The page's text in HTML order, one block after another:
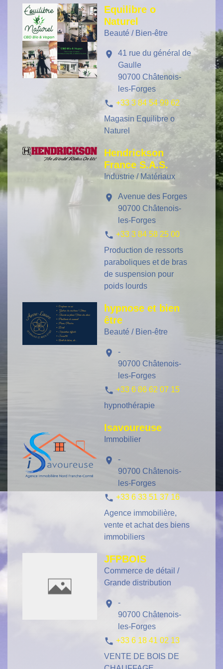
Equilibre o
Naturel
Beauté / Bien-être
location_on
41 rue du général de
Gaulle
90700 Châtenois-
les-Forges
phone +33 3 84 54 99 62
Magasin Equilibre o
Naturel
Hendrickson
France S.A.S.
Industrie / Matériaux
location_on
Avenue des Forges
90700 Châtenois-
les-Forges
phone +33 3 84 58 25 00
Production de ressorts
paraboliques et de bras
de suspension pour
poids lourds
hypnose et bien
être
Beauté / Bien-être
location_on
-
90700 Châtenois-
les-Forges
phone +33 6 86 62 07 15
hypnothérapie
Isavoureuse
Immobilier
location_on
-
90700 Châtenois-
les-Forges
phone +33 6 33 51 37 16
Agence immobilière,
vente et achat des biens
immobiliers
JFPBOIS
Commerce de détail /
Grande distribution
location_on
-
90700 Châtenois-
les-Forges
phone +33 6 18 41 02 13
VENTE DE BOIS DE